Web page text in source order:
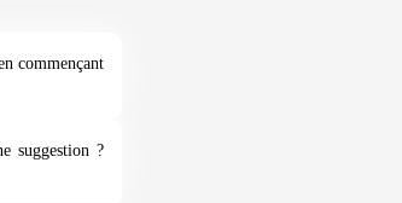
commençant
suggestion ?